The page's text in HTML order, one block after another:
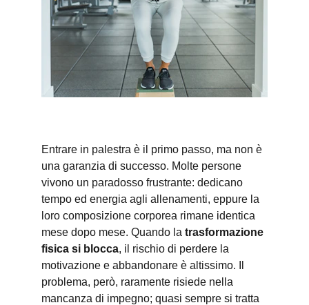
Entrare in palestra è il primo passo, ma non è
una garanzia di successo. Molte persone
vivono un paradosso frustrante: dedicano
tempo ed energia agli allenamenti, eppure la
loro composizione corporea rimane identica
mese dopo mese. Quando la trasformazione
fisica si blocca, il rischio di perdere la
motivazione e abbandonare è altissimo. Il
problema, però, raramente risiede nella
mancanza di impegno; quasi sempre si tratta